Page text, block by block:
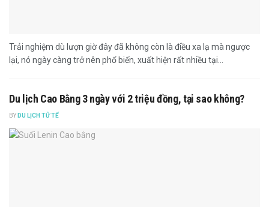
Trải nghiệm dù lượn giờ đây đã không còn là điều xa lạ mà ngược
lại, nó ngày càng trở nên phổ biến, xuất hiện rất nhiều tại...
Du lịch Cao Bằng 3 ngày với 2 triệu đồng, tại sao không?
BY DU LỊCH TỬ TẾ